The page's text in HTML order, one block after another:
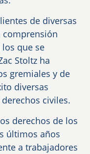
de diversas
que se
Stoltz ha
gremiales y de
diversas
civiles.
derechos de los
últimos años
a trabajadores